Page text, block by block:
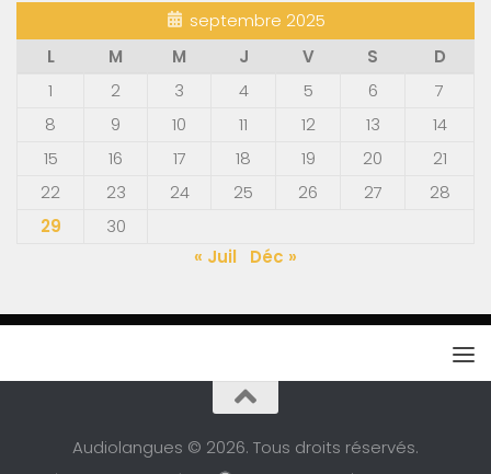
septembre 2025
L
M M J V S
D
1
2 3 4 5 6
7
8
9 10 11 12 13
14
15
16 17 18 19 20
21
22
23 24 25 26 27
28
29
30
« Juil
Déc »
Audiolangues © 2026. Tous droits réservés.